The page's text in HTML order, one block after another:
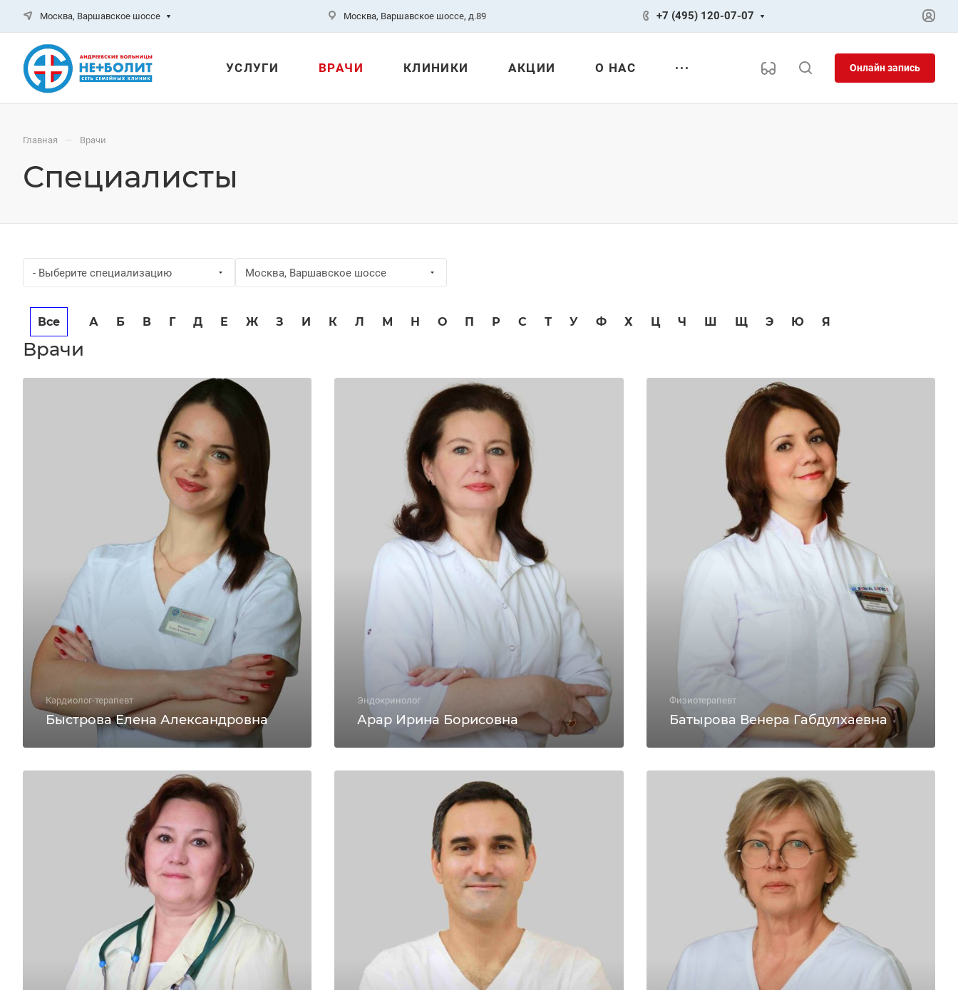
Москва, Варшавское шоссе Москва, Варшавское шоссе, д.89 +7 (495) 120-07-07
УСЛУГИ ВРАЧИ КЛИНИКИ АКЦИИ О НАС Онлайн запись
Главная — Врачи
Специалисты
- Выберите специализацию Москва, Варшавское шоссе
Все А Б В Г Д Е Ж З И К Л М Н О П Р С Т У Ф Х Ц Ч Ш Щ Э Ю Я
Врачи
Кардиолог-терапевт
Быстрова Елена Александровна
Эндокринолог
Арар Ирина Борисовна
Физиотерапевт
Батырова Венера Габдулхаевна